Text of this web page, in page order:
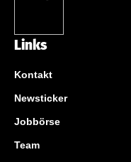
Links
Kontakt
Newsticker
Jobbörse
Team